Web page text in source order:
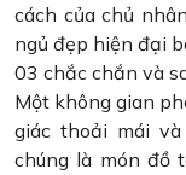
cách của chủ
ngủ đẹp hiện đại
03 chắc chắn và
Một không gian
giác thoải mái
chúng là món đồ